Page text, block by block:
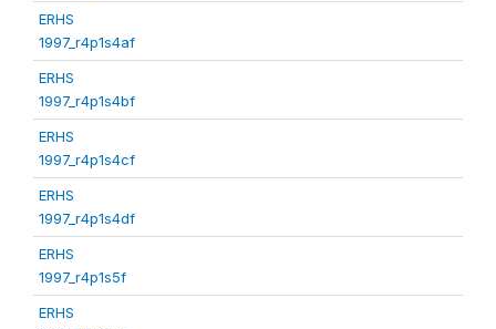
ERHS
1997_r4p1s4af
ERHS
1997_r4p1s4bf
ERHS
1997_r4p1s4cf
ERHS
1997_r4p1s4df
ERHS
1997_r4p1s5f
ERHS